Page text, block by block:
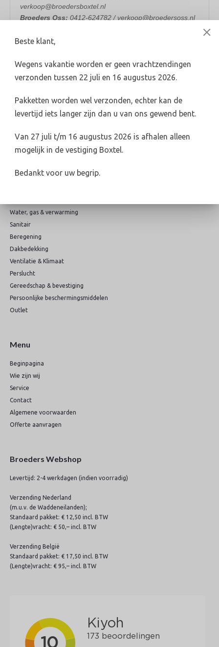
verkoop@broedersboxtel.nl
Broeders Oss: 0412-624782 / verkoop@broedersoss.nl
info@broederswebshop.nl
Online veilig & snel betalen
Categorieën
Water, gas & verwarming
Sanitair
Beregening
Dakbedekking
Ventilatie & Klimaat
Perslucht
Gereedschap & bevestiging
Persoonlijke beschermingsmiddelen
Outlet
Menu
Beginpagina
Wie zijn wij
Service
Contact
Algemene voorwaarden
Offerte aanvragen
Broeders Webshop
Levertijd: 2-4 werkdagen (indien voorradig)
Verzending Nederland
(m.u.v. de Waddeneilanden);
Standaard pakket: € 12,50 incl. BTW
(Lengte)vracht: € 50,– incl. BTW
Verzending België
Standaard pakket: € 17,50 incl. BTW
(Lengte)vracht: € 95,– incl. BTW
Beste klant,
Wegens vakantie worden er geen vrachtzendingen
verzonden tussen 22 juli en 16 augustus 2026.
Pakketten worden wel verzonden, echter kan de
levertijd iets langer zijn dan u van ons gewend bent.
Van 27 juli t/m 16 augustus 2026 is afhalen alleen
mogelijk in de vestiging Boxtel.
Bedankt voor uw begrip.